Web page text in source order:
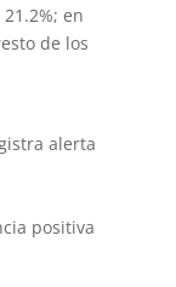
en
de los
alerta
positiva